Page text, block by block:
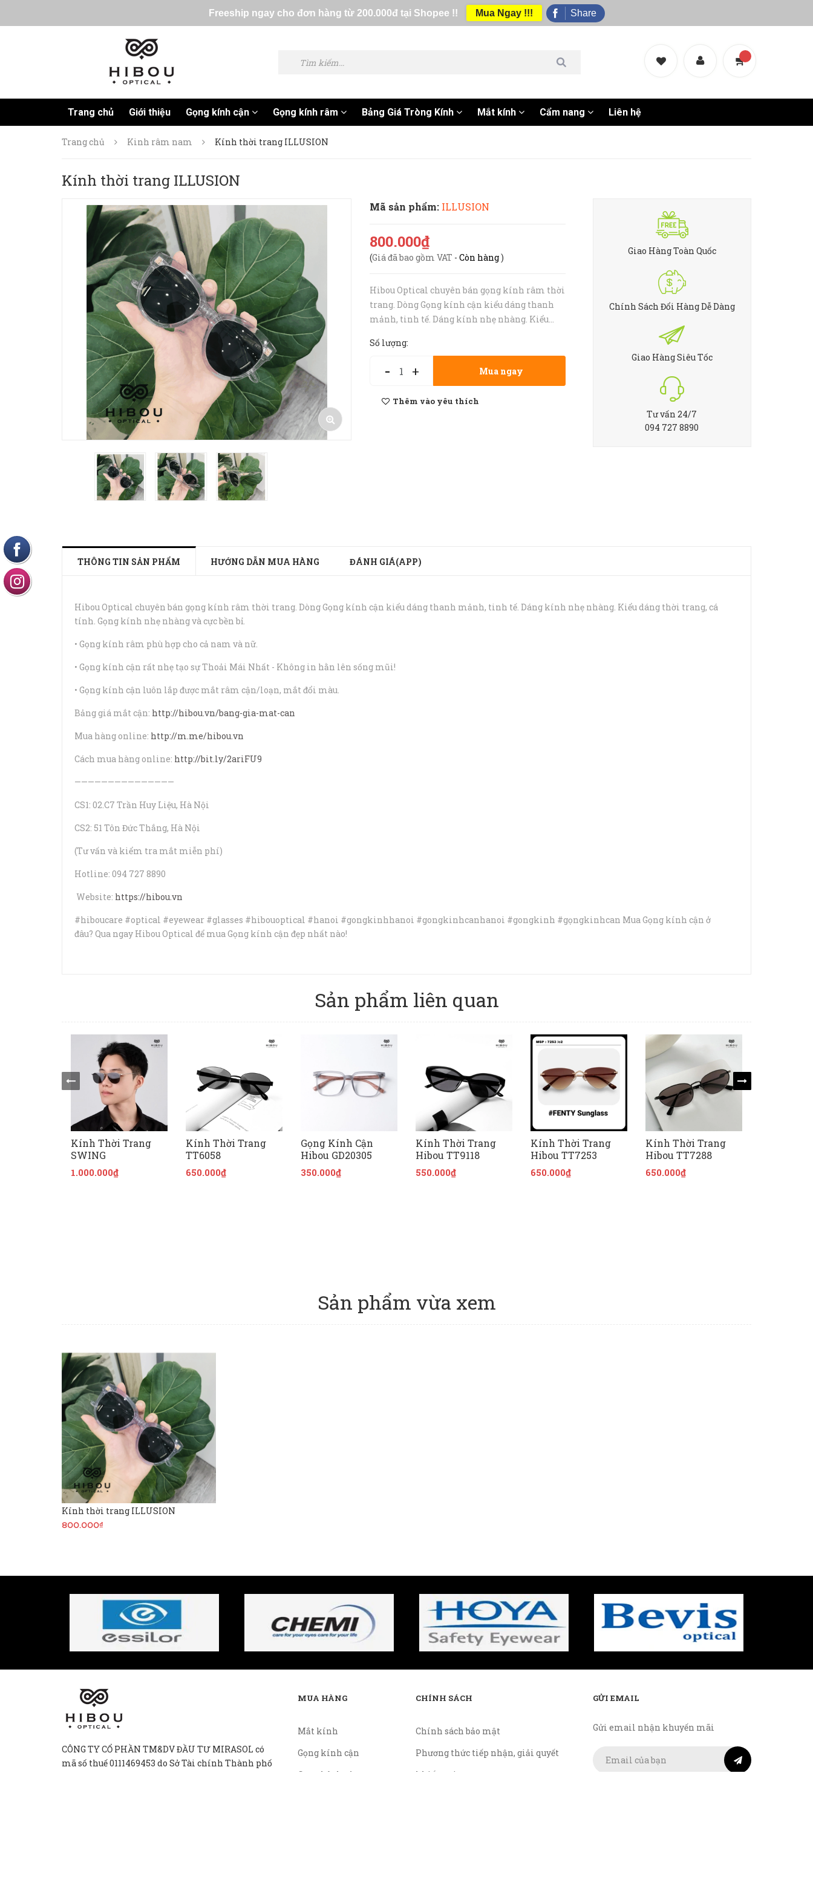
Trang chủ Giới thiệu Gọng kính cận Gọng kính râm Bảng Giá Tròng Kính Mắt kính Cẩm nang Liên hệ
Trang chủ Kinh râm nam Kính thời trang ILLUSION
Kính thời trang ILLUSION
Mã sản phẩm: ILLUSION
800.000₫
(Giá đã bao gồm VAT - Còn hàng)
Hibou Optical chuyên bán gọng kính râm thời
trang. Dòng Gọng kính cận kiểu dáng thanh
mảnh, tinh tế. Dáng kính nhẹ nhàng. Kiểu
nhàng và cực bền bỉ. • Gọng kính râm phù hợp
Số lượng:
- + Mua ngay
Thêm vào yêu thích
Giao Hàng Toàn Quốc
Chính Sách Đổi Hàng Dễ Dàng
Giao Hàng Siêu Tốc
Tư vấn 24/7
094 727 8890
THÔNG TIN SẢN PHẨM HƯỚNG DẪN MUA HÀNG ĐÁNH GIÁ(APP)
Hibou Optical chuyên bán gọng kính râm thời trang. Dòng Gọng kính cận kiểu dáng thanh mảnh, tinh tế. Dáng kính nhẹ nhàng. Kiểu dáng thời trang, cá
tính. Gọng kính nhẹ nhàng và cực bền bỉ.
• Gọng kính râm phù hợp cho cả nam và nữ.
• Gọng kính cận rất nhẹ tạo sự Thoải Mái Nhất - Không in hằn lên sống mũi!
• Gọng kính cận luôn lắp được mắt râm cận/loạn, mắt đổi màu.
Bảng giá mắt cận: http://hibou.vn/bang-gia-mat-can
Mua hàng online: http://m.me/hibou.vn
Cách mua hàng online: http://bit.ly/2ariFU9
———————————————
CS1: 02.C7 Trần Huy Liệu, Hà Nội
CS2: 51 Tôn Đức Thắng, Hà Nội
(Tư vấn và kiểm tra mắt miễn phí)
Hotline: 094 727 8890
Website: https://hibou.vn
#hiboucare #optical #eyewear #glasses #hibouoptical #hanoi #gongkinhhanoi #gongkinhcanhanoi #gongkinh #gọngkinhcan Mua Gọng kính cận ở
đâu? Qua ngay Hibou Optical để mua Gọng kính cận đẹp nhất nào!
Sản phẩm liên quan
Kính Thời Trang
SWING
1.000.000₫
Kính Thời Trang
TT6058
650.000₫
Gọng Kính Cận
Hibou GD20305
350.000₫
Kính Thời Trang
Hibou TT9118
550.000₫
Kính Thời Trang
Hibou TT7253
650.000₫
Kính Thời Trang
Hibou TT7288
650.000₫
Sản phẩm vừa xem
Kính thời trang ILLUSION
800.000₫
CÔNG TY CỔ PHẦN TM&DV ĐẦU TƯ MIRASOL có
mã số thuế 0111469453 do Sở Tài chính Thành phố
MUA HÀNG
Mắt kính
Gọng kính cận
Gọng kính râm
CHÍNH SÁCH
Chính sách bảo mật
Phương thức tiếp nhận, giải quyết
khiếu nại
GỬI EMAIL
Gửi email nhận khuyến mãi
Freeship ngay cho đơn hàng từ 200.000đ tại Shopee !! Mua Ngay !!! Share